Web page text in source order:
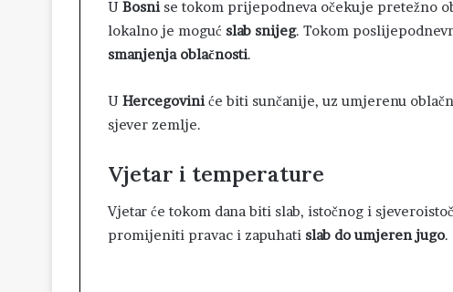
U Bosnise tokom prijepodneva očekuje pretežno
lokalno je moguć slab snijeg. Tokom
smanjenja oblačnosti.
U Hercegoviniće biti sunčanije, uz umjerenu
sjever zemlje.
Vjetar i temperature
Vjetar će tokom dana biti slab, istočnog i
promijeniti pravac i zapuhati slab do umjeren jugo.